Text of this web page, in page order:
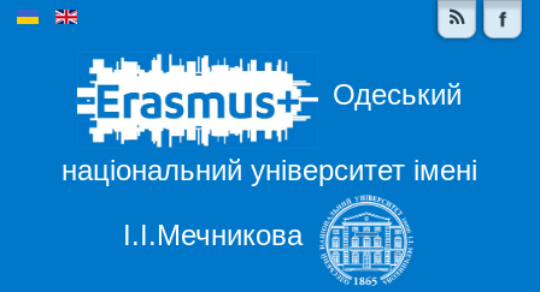
Одеський
національний університет імені
І.І.Мечникова